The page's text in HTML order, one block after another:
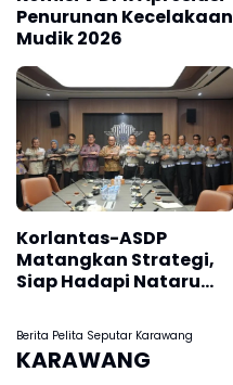
Penurunan Kecelakaan
Mudik 2026
Korlantas-ASDP
Matangkan Strategi,
Siap Hadapi Nataru
Lebaran 2027
Berita Pelita Seputar Karawang
KARAWANG